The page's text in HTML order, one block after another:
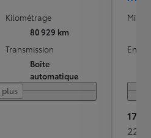
Kilométrage
80 929 km
Transmission
Boîte
automatique
plus
Mise
17
229